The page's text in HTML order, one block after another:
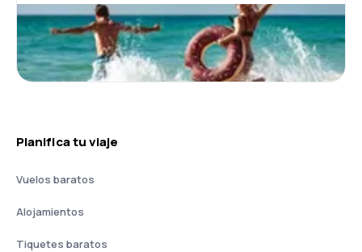
Planifica tu viaje
Vuelos baratos
Alojamientos
Tiquetes baratos